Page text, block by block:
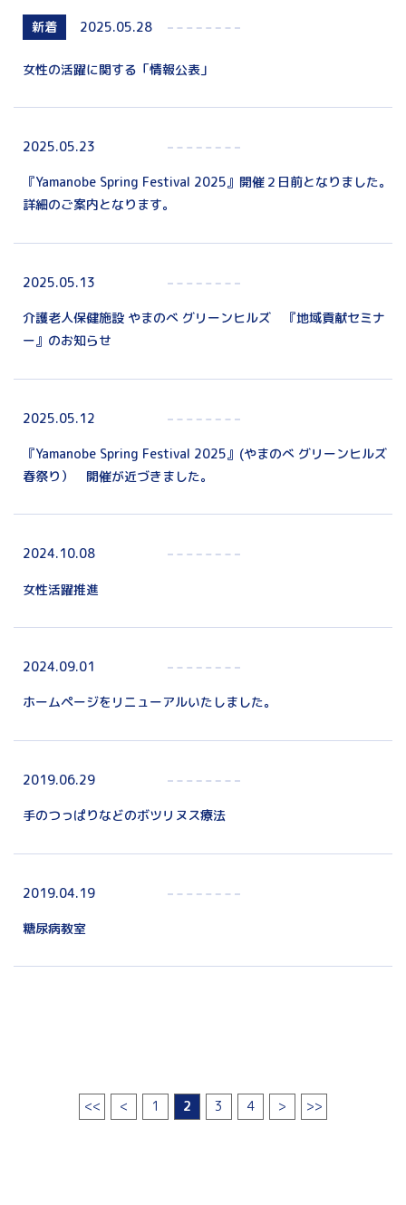
新着 2025.05.28
女性の活躍に関する「情報公表」
2025.05.23
『Yamanobe Spring Festival 2025』開催２日前となりました。
詳細のご案内となります。
2025.05.13
介護老人保健施設 やまのべ グリーンヒルズ 『地域貢献セミナ
ー』のお知らせ
2025.05.12
『Yamanobe Spring Festival 2025』(やまのべ グリーンヒルズ
春祭り） 開催が近づきました。
2024.10.08
女性活躍推進
2024.09.01
ホームページをリニューアルいたしました。
2019.06.29
手のつっぱりなどのボツリヌス療法
2019.04.19
糖尿病教室
<< < 1 2 3 4 > >>